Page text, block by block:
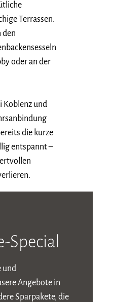
Terrassen.
den
oder an der
Koblenz und
die kurze
entspannt –
Special
und
Angebote in
Sparpakete, die